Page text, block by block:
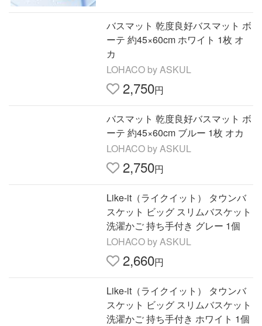
バスマット 乾度良好バスマット ボ
ーテ 約45×60cm ホワイト 1枚 オ
カ
LOHACO by ASKUL
2,750円
バスマット 乾度良好バスマット ボ
ーテ 約45×60cm ブルー 1枚 オカ
LOHACO by ASKUL
2,750円
Like-it（ライクイット） タウンバ
スケット ビッグ スリムバスケット
洗濯かご 持ち手付き グレー 1個
LOHACO by ASKUL
2,660円
Like-it（ライクイット） タウンバ
スケット ビッグ スリムバスケット
洗濯かご 持ち手付き ホワイト 1個